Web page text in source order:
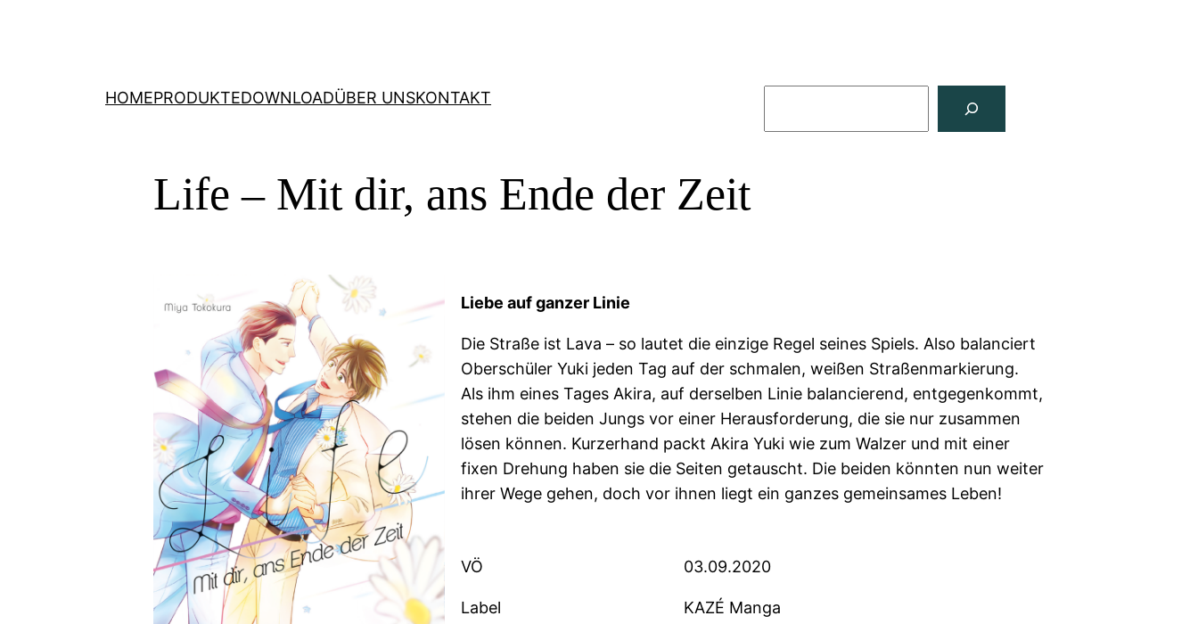
HOMEPRODUKTEDOWNLOADÜBER UNSKONTAKT
Life – Mit dir, ans Ende der Zeit
Liebe auf ganzer Linie
Die Straße ist Lava – so lautet die einzige Regel seines Spiels. Also balanciert
Oberschüler Yuki jeden Tag auf der schmalen, weißen Straßenmarkierung.
Als ihm eines Tages Akira, auf derselben Linie balancierend, entgegenkommt,
stehen die beiden Jungs vor einer Herausforderung, die sie nur zusammen
lösen können. Kurzerhand packt Akira Yuki wie zum Walzer und mit einer
fixen Drehung haben sie die Seiten getauscht. Die beiden könnten nun weiter
ihrer Wege gehen, doch vor ihnen liegt ein ganzes gemeinsames Leben!
VÖ 03.09.2020
Label KAZÉ Manga